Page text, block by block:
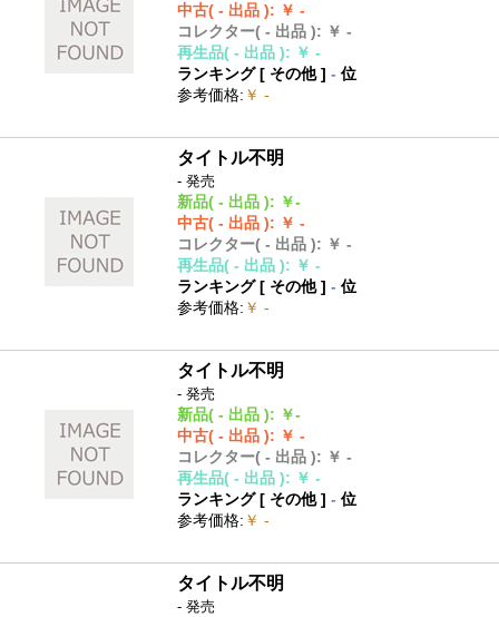
中古( - 出品 ): ￥ -
コレクター( - 出品 ): ￥ -
再生品( - 出品 ): ￥ -
ランキング [ その他]- 位
参考価格: ￥ -
タイトル不明
- 発売
新品( - 出品 ): ￥-
中古( - 出品 ): ￥ -
コレクター( - 出品 ): ￥ -
再生品( - 出品 ): ￥ -
ランキング [ その他]- 位
参考価格: ￥ -
タイトル不明
- 発売
新品( - 出品 ): ￥-
中古( - 出品 ): ￥ -
コレクター( - 出品 ): ￥ -
再生品( - 出品 ): ￥ -
ランキング [ その他]- 位
参考価格: ￥ -
タイトル不明
- 発売